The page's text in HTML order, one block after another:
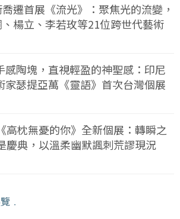
遷首展《流光》：聚焦光的流變，
楊立、李若玫等21位跨世代藝術
感陶塊，直視輕盈的神聖感：印尼
家瑟提亞萬《靈語》首次台灣個展
高枕無憂的你》全新個展：轉瞬之
慶典，以溫柔幽默諷刺荒謬現況
﹒